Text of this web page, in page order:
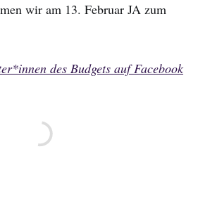
wir am 13. Februar JA zum
des Budgets auf Facebook